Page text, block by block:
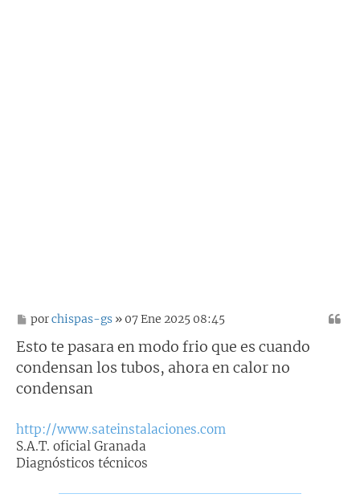
M
n
a
j
e
porchispas-gs » 07 Ene 2025 08:45
Esto te pasara en modo frio que es cuando
condensan los tubos, ahora en calor no
condensan
http://www.sateinstalaciones.com
S.A.T. oficial Granada
Diagnósticos técnicos